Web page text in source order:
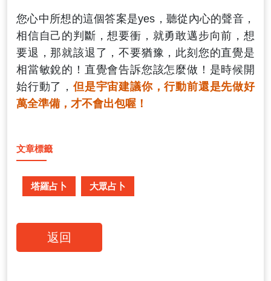
您心中所想的這個答案是yes，聽從內心的聲音，
相信自己的判斷，想要衝，就勇敢邁步向前，想
要退，那就該退了，不要猶豫，此刻您的直覺是
相當敏銳的！直覺會告訴您該怎麼做！是時候開
始行動了， 但是宇宙建議你，行動前還是先做好
萬全準備，才不會出包喔！
文章標籤
塔羅占卜 大眾占卜
返回